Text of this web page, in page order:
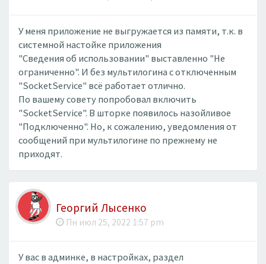
У меня приложение не выгружается из памяти, т.к. в
системной настойке приложения
"Сведения об использовании" выставленно "Не
ограниченно". И без мультилогина с отключенным
"SocketService" всё работает отлично.
По вашему совету попробовал включить
"SocketService". В шторке появилось назойливое
"Подключенно". Но, к сожалению, уведомления от
сообщений при мультилогине по прежнему не
приходят.
Георгий Лысенко
Пн июл 25, 2022 1:57 pm
У вас в админке, в настройках, раздел